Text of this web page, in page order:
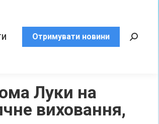
Отримувати новини Пошук:
Луки на
виховання,